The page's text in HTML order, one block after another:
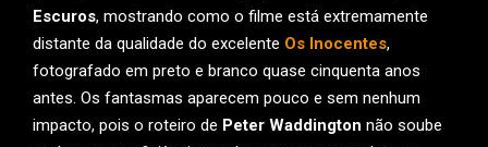
Escuros, mostrando como o filme está extremamente
distante da qualidade do excelente Os Inocentes,
fotografado em preto e branco quase cinquenta anos
antes. Os fantasmas aparecem pouco e sem nenhum
impacto, pois o roteiro de Peter Waddington não soube